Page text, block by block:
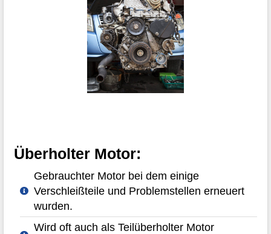
Überholter Motor:
Gebrauchter Motor bei dem einige
Verschleißteile und Problemstellen erneuert
wurden.
Wird oft auch als Teilüberholter Motor